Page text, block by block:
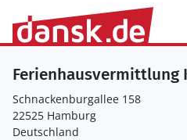
Ferienhausvermittlung
Schnackenburgallee 158
22525 Hamburg
Deutschland